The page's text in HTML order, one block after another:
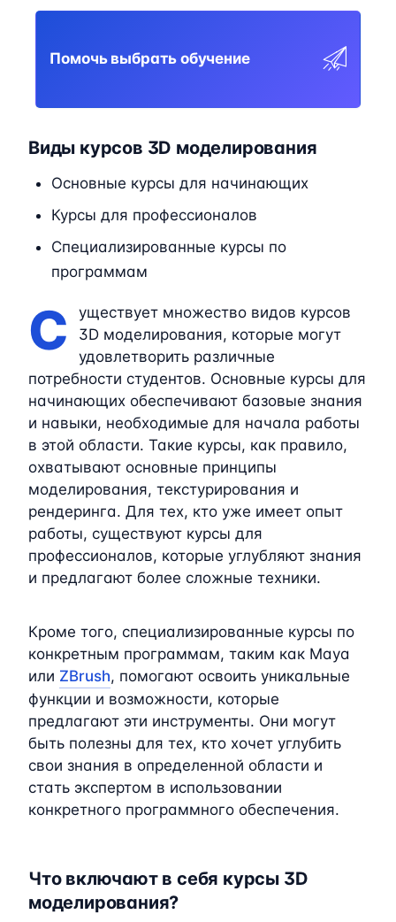
Помочь выбрать обучение
Виды курсов 3D моделирования
Основные курсы для начинающих
Курсы для профессионалов
Специализированные курсы по
программам
С
уществует множество видов курсов
3D моделирования, которые могут
удовлетворить различные
потребности студентов. Основные курсы для
начинающих обеспечивают базовые знания
и навыки, необходимые для начала работы
в этой области. Такие курсы, как правило,
охватывают основные принципы
моделирования, текстурирования и
рендеринга. Для тех, кто уже имеет опыт
работы, существуют курсы для
профессионалов, которые углубляют знания
и предлагают более сложные техники.
Кроме того, специализированные курсы по
конкретным программам, таким как Maya
или ZBrush, помогают освоить уникальные
функции и возможности, которые
предлагают эти инструменты. Они могут
быть полезны для тех, кто хочет углубить
свои знания в определенной области и
стать экспертом в использовании
конкретного программного обеспечения.
Что включают в себя курсы 3D
моделирования?